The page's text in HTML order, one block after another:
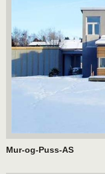
Mur-og-Puss-AS